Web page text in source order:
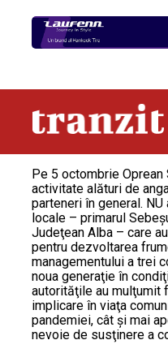
Pe 5 octombrie
activitate alături de
parteneri în general.
locale – primarul
Judeţean Alba – care
pentru dezvoltarea
managementului a trei
noua generaţie în
autorităţile au mulţumit
implicare în viaţa
pandemiei, cât şi mai
nevoie de susţinere a